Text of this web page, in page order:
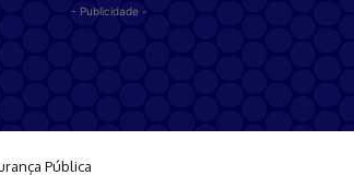
- Publicidade -
Pública